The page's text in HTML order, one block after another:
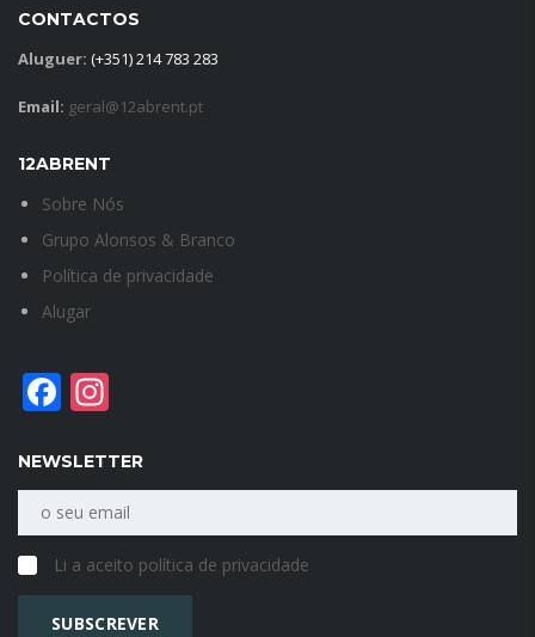
CONTACTOS
Aluguer: (+351) 214 783 283
Email: geral@12abrent.pt
12ABRENT
Sobre Nós
Grupo Alonsos & Branco
Política de privacidade
Alugar
Facebook
NEWSLETTER
Li a aceito política de privacidade